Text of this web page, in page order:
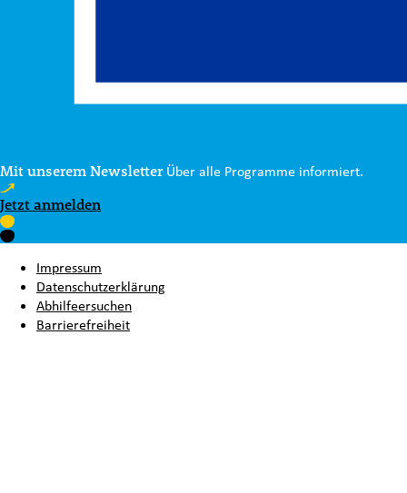
Mit unserem Newsletter Über alle Programme informiert.
Jetzt anmelden
Impressum
Datenschutzerklärung
Abhilfeersuchen
Barrierefreiheit